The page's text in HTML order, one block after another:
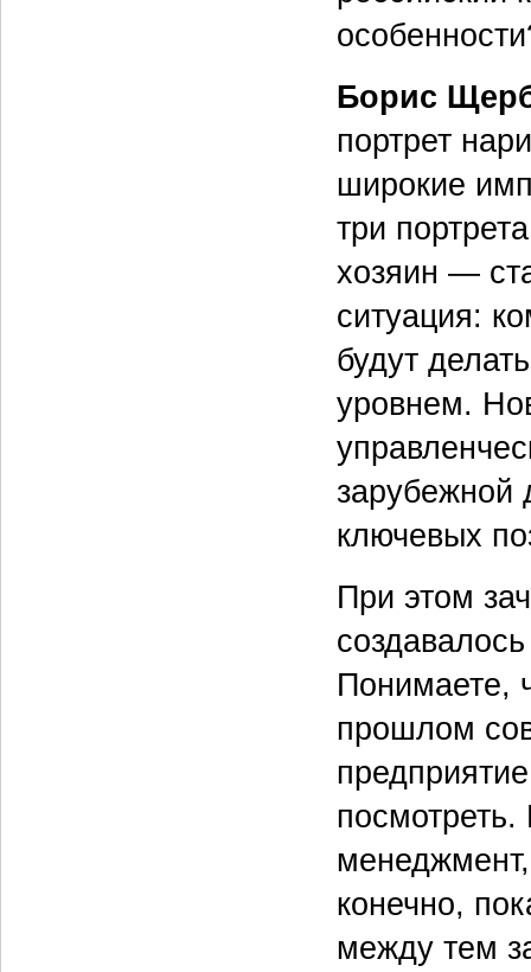
Борис
портрет
широкие
три
хозяин —
ситуация:
будут
уровнем.
зарубежной
ключевых
При этом
Понимаете,
прошлом
конечно,
между тем